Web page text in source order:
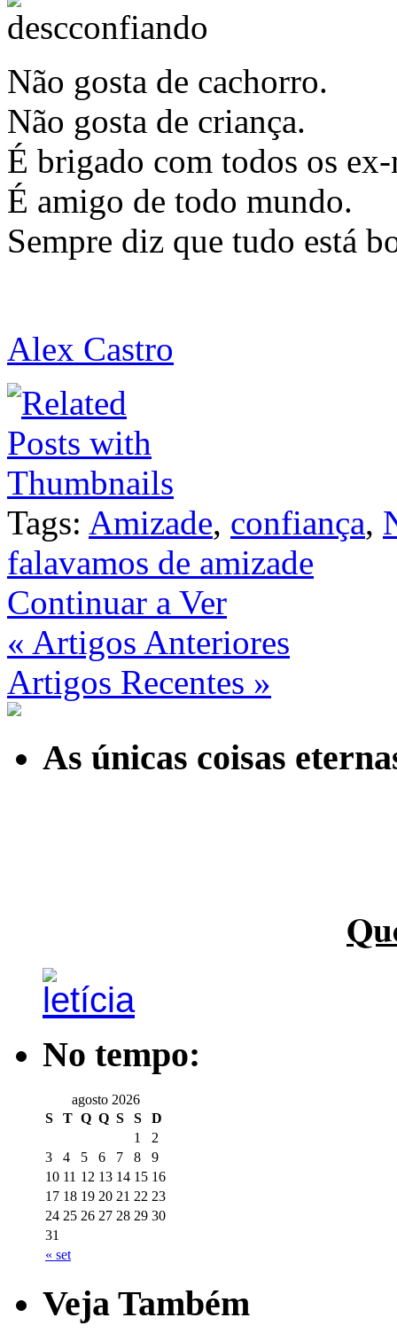
Não gosta de cachorro.
Não gosta de criança.
É brigado com todos os
É amigo de todo mundo.
Sempre diz que tudo está
Alex Castro
Tags: Amizade, confiança,
falavamos de amizade
Continuar a Ver
« Artigos Anteriores
Artigos Recentes »
As únicas coisas
No tempo:
agosto 2026
S
T Q Q S S D
« set
1
2
3
4 5 6 7 8
9
10 11 12 13 14 15 16
17 18 19 20 21 22 23
24 25 26 27 28 29 30
31
Veja Também